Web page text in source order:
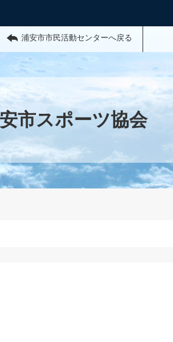
浦安市市民活動センターへ戻る
市スポーツ協会